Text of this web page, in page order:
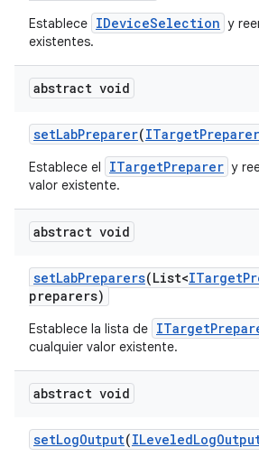
Establece IDeviceSelection y
existentes.
abstract void
setLabPreparer(ITargetPreparer
Establece el ITargetPreparer y
valor existente.
abstract void
setLabPreparers(List<ITarget
preparers)
Establece la lista de
cualquier valor existente.
abstract void
setLogOutput(ILeveledLog